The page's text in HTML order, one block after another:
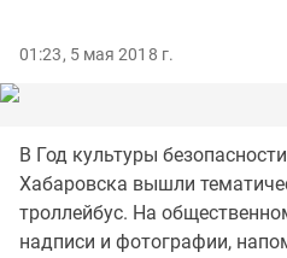
01:23, 5 мая 2018 г.
В Год культуры
Хабаровска вышли
троллейбус. На
надписи и фотографии,